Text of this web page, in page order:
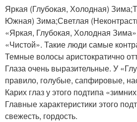
Яркая (Глубокая, Холодная)
Южная) Зима;Светлая
«Яркая, Глубокая, Холодная
«Чистой». Такие люди самые
Темные волосы аристократично
Глаза очень выразительные. У
правило, голубые, сапфировые,
Карих глаз у этого подтипа
Главные характеристики этого
свежесть, гордость.